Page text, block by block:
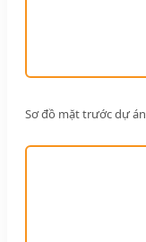
Sơ đồ mặt trước dự án